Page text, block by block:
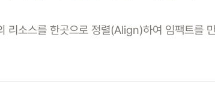
리소스를 한곳으로 정렬(Align)하여 임팩트를